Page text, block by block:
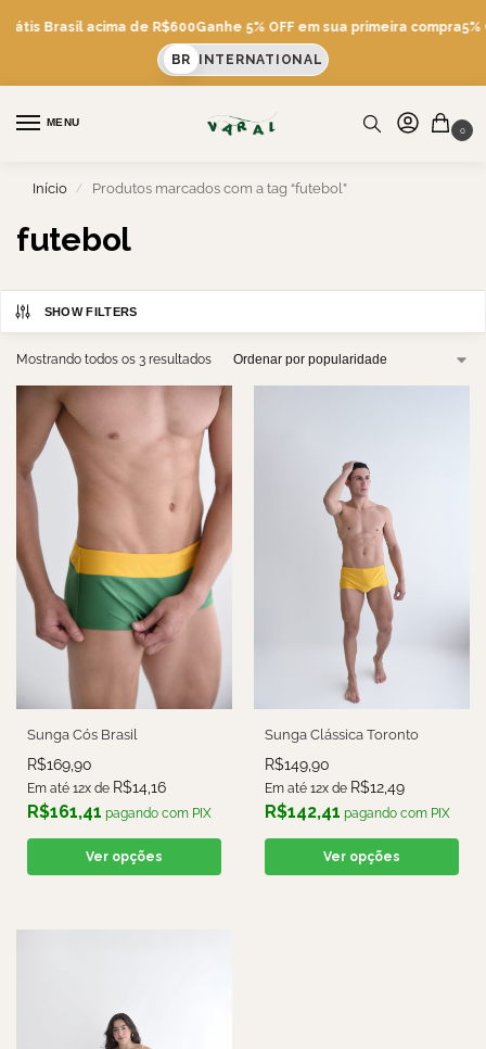
Brasil acima de R$600Ganhe 5% OFF em sua primeira compra5%
BR INTERNATIONAL
MENU
0
Início / Produtos marcados com a tag “futebol”
futebol
SHOW FILTERS
Mostrando todos os 3 resultados
Sunga Cós Brasil
R$169,90
Em até 12x de R$14,16
R$161,41 pagando com PIX
Ver opções
Sunga Clássica Toronto
R$149,90
Em até 12x de R$12,49
R$142,41 pagando com PIX
Ver opções